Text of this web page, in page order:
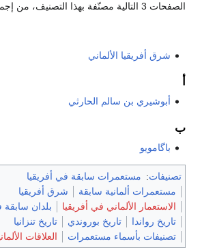
الصفحات 3 التالية مصنّفة بهذا التصنيف، من إجمالي 3.
شرق أفريقيا الألماني
أبوشيري بن سالم الحارثي
ب
باگامويو
تصنيفات: مستعمرات سابقة في أفريقيا
مستعمرات ألمانية سابقة
شرق أفريقيا
الاستعمار الألماني في أفريقيا
بلدان سابقة
تاريخ رواندا
تاريخ بوروندي
تاريخ تنزانيا
تصنيفات بأسماء مستعمرات
العلاقات